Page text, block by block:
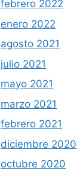
febrero 2022
enero 2022
agosto 2021
julio 2021
mayo 2021
marzo 2021
febrero 2021
diciembre 2020
octubre 2020